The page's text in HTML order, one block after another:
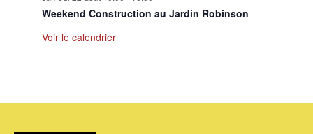
Weekend Construction au Jardin Robinson
Voir le calendrier